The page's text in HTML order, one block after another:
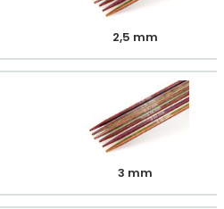
2,5 mm
3 mm